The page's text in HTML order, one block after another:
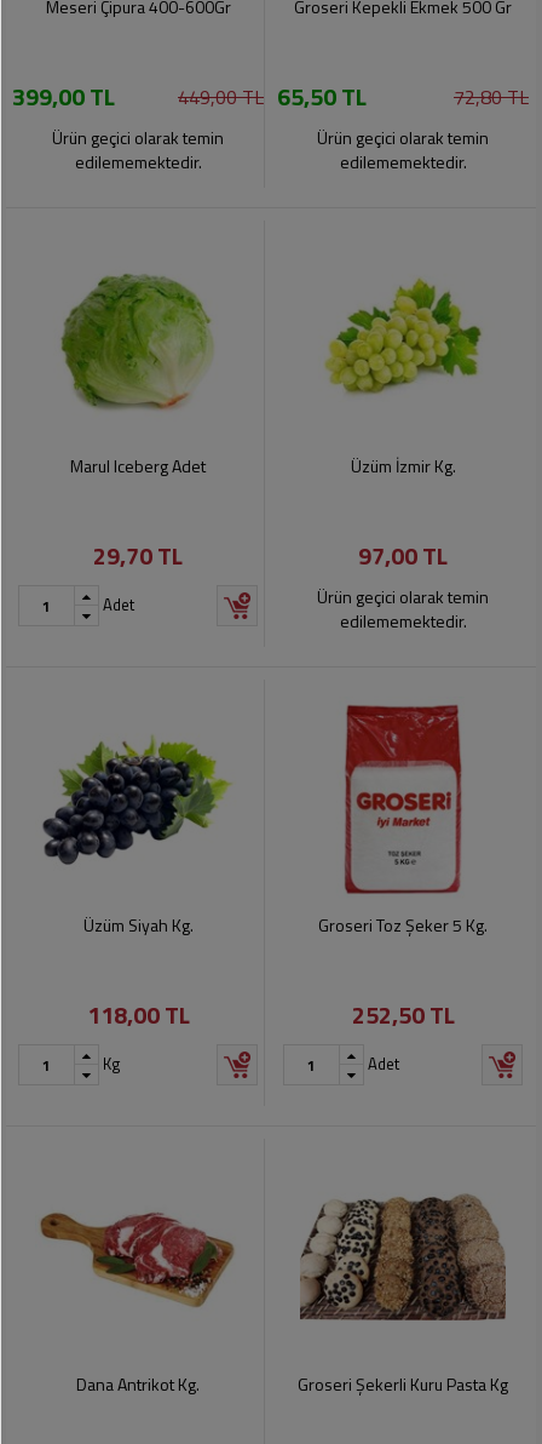
Meseri Çipura 400-600Gr
399,00 TL 449,00 TL
Ürün geçici olarak temin
edilememektedir.
Groseri Kepekli Ekmek 500 Gr
65,50 TL 72,80 TL
Ürün geçici olarak temin
edilememektedir.
Marul Iceberg Adet
29,70 TL
Adet
Üzüm İzmir Kg.
97,00 TL
Ürün geçici olarak temin
edilememektedir.
Üzüm Siyah Kg.
118,00 TL
Kg
Groseri Toz Şeker 5 Kg.
252,50 TL
Adet
Dana Antrikot Kg. Groseri Şekerli Kuru Pasta Kg